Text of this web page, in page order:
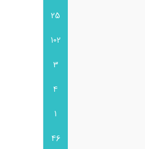
25
102
3
4
1
46